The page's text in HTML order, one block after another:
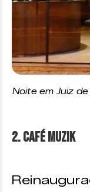
Noite em Juiz
2. Café Muzik